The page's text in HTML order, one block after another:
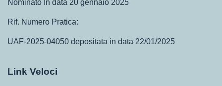
Nominato In data 20 gennaio 2025
Rif. Numero Pratica:
UAF-2025-04050 depositata in data 22/01/2025
Link Veloci